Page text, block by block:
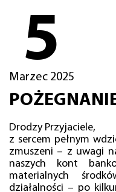
5
Marzec 2025
Drodzy Przyjaciele,
z sercem pełnym
zmuszeni – z uwagi
naszych kont
materialnych
działalności – po